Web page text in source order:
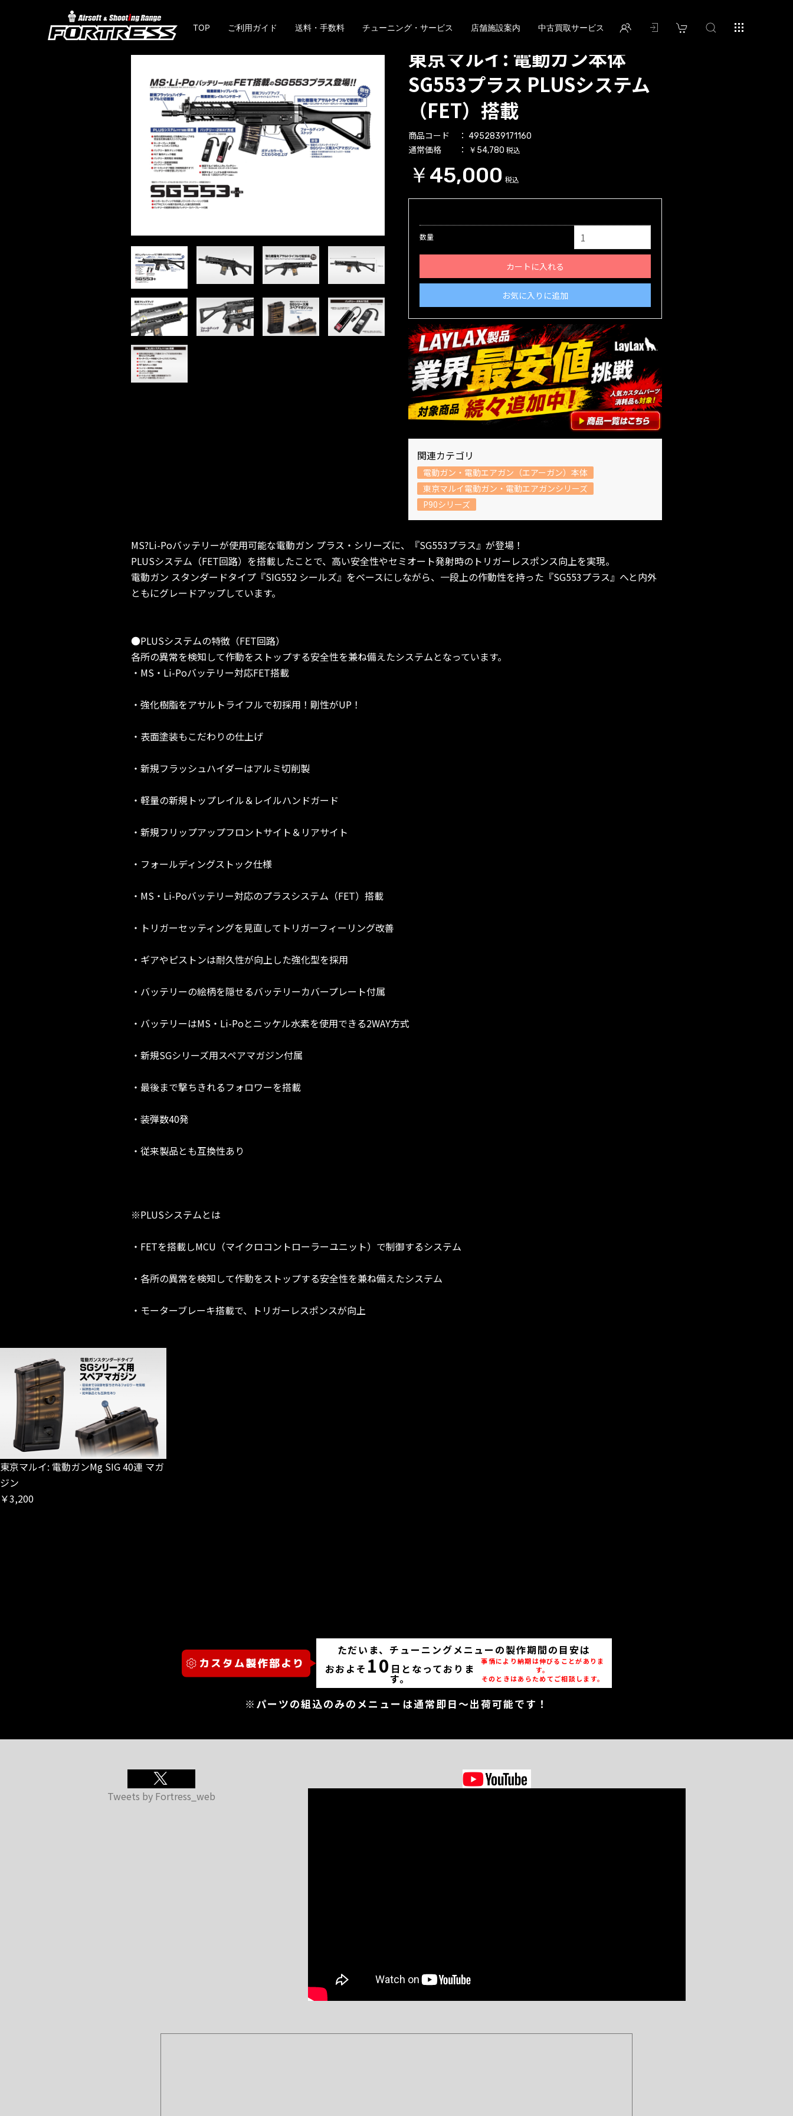
TOP ご利用ガイド 送料・手数料 チューニング・サービス 店舗施設案内 中古買取サービス
東京マルイ: 電動ガン本体
SG553プラス PLUSシステム
（FET）搭載
商品コード 4952839171160
通常価格 ￥54,780 税込
￥45,000 税込
数量
カートに入れる
お気に入りに追加
関連カテゴリ
電動ガン・電動エアガン（エアーガン）本体
東京マルイ電動ガン・電動エアガンシリーズ
P90シリーズ
MS?Li-Poバッテリーが使用可能な電動ガン プラス・シリーズに、『SG553プラス』が登場！
PLUSシステム（FET回路）を搭載したことで、高い安全性やセミオート発射時のトリガーレスポンス向上を実現。
電動ガン スタンダードタイプ『SIG552 シールズ』をベースにしながら、一段上の作動性を持った『SG553プラス』へと内外
ともにグレードアップしています。
●PLUSシステムの特徴（FET回路）
各所の異常を検知して作動をストップする安全性を兼ね備えたシステムとなっています。
・MS・Li-Poバッテリー対応FET搭載
・強化樹脂をアサルトライフルで初採用！剛性がUP！
・表面塗装もこだわりの仕上げ
・新規フラッシュハイダーはアルミ切削製
・軽量の新規トップレイル＆レイルハンドガード
・新規フリップアップフロントサイト＆リアサイト
・フォールディングストック仕様
・MS・Li-Poバッテリー対応のプラスシステム（FET）搭載
・トリガーセッティングを見直してトリガーフィーリング改善
・ギアやピストンは耐久性が向上した強化型を採用
・バッテリーの絵柄を隠せるバッテリーカバープレート付属
・バッテリーはMS・Li-Poとニッケル水素を使用できる2WAY方式
・新規SGシリーズ用スペアマガジン付属
・最後まで撃ちきれるフォロワーを搭載
・装弾数40発
・従来製品とも互換性あり
※PLUSシステムとは
・FETを搭載しMCU（マイクロコントローラーユニット）で制御するシステム
・各所の異常を検知して作動をストップする安全性を兼ね備えたシステム
・モーターブレーキ搭載で、トリガーレスポンスが向上
東京マルイ: 電動ガンMg SIG 40連 マガ
ジン
￥3,200
ただいま、チューニングメニューの製作期間の目安は
おおよそ 10 日となっておりま
す。
事情により納期は伸びることがありま
す。
そのときはあらためてご相談します。
※パーツの組込のみのメニューは通常即日～出荷可能です！
Tweets by Fortress_web